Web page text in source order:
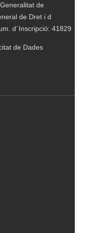
de
de Dret i d
d´Inscripció: 41829
de Dades